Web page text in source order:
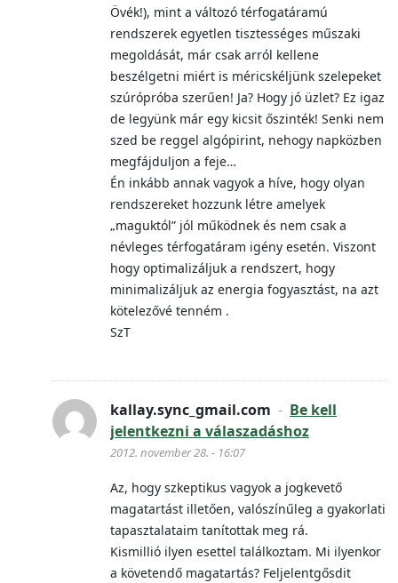
Övék!), mint a változó térfogatáramú
rendszerek egyetlen tisztességes műszaki
megoldását, már csak arról kellene
beszélgetni miért is méricskéljünk szelepeket
szúrópróba szerűen! Ja? Hogy jó üzlet? Ez igaz
de legyünk már egy kicsit őszinték! Senki nem
szed be reggel algópirint, nehogy napközben
megfájduljon a feje…
Én inkább annak vagyok a híve, hogy olyan
rendszereket hozzunk létre amelyek
„maguktól” jól működnek és nem csak a
névleges térfogatáram igény esetén. Viszont
hogy optimalizáljuk a rendszert, hogy
minimalizáljuk az energia fogyasztást, na azt
kötelezővé tenném .
SzT
kallay.sync_gmail.com - Be kell
jelentkezni a válaszadáshoz
2012. november 28. - 16:07
Az, hogy szkeptikus vagyok a jogkevető
magatartást illetően, valószínűleg a gyakorlati
tapasztalataim tanítottak meg rá.
Kismillió ilyen esettel találkoztam. Mi ilyenkor
a követendő magatartás? Feljelentgősdit